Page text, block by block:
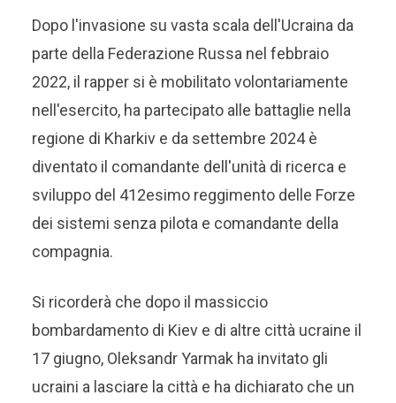
Dopo l'invasione su vasta scala dell'Ucraina da
parte della Federazione Russa nel febbraio
2022, il rapper si è mobilitato volontariamente
nell'esercito, ha partecipato alle battaglie nella
regione di Kharkiv e da settembre 2024 è
diventato il comandante dell'unità di ricerca e
sviluppo del 412esimo reggimento delle Forze
dei sistemi senza pilota e comandante della
compagnia.
Si ricorderà che dopo il massiccio
bombardamento di Kiev e di altre città ucraine il
17 giugno, Oleksandr Yarmak ha invitato gli
ucraini a lasciare la città e ha dichiarato che un